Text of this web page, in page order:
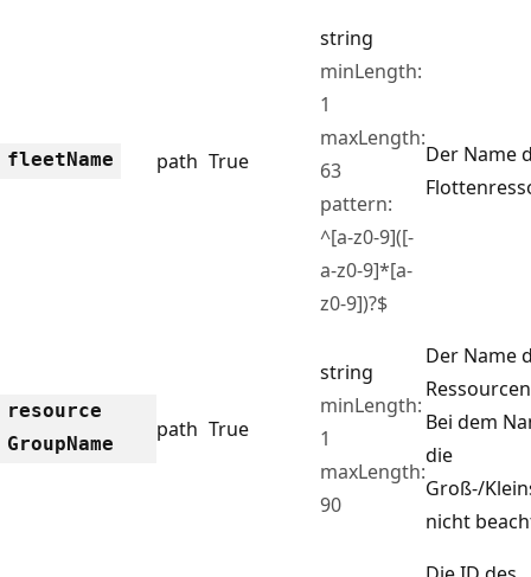
fleetName path True
string
minLength:
1
maxLength:
63
pattern:
^[a-z0-9]([-
a-z0-9]*[a-
z0-9])?$
Der Name
resource
GroupName
path True
string
minLength:
1
maxLength:
90
Der Name
Bei dem
die
Groß-/
nicht